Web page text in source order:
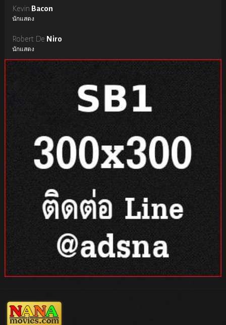
Kevin Bacon
นักแสดง
Robert De Niro
นักแสดง